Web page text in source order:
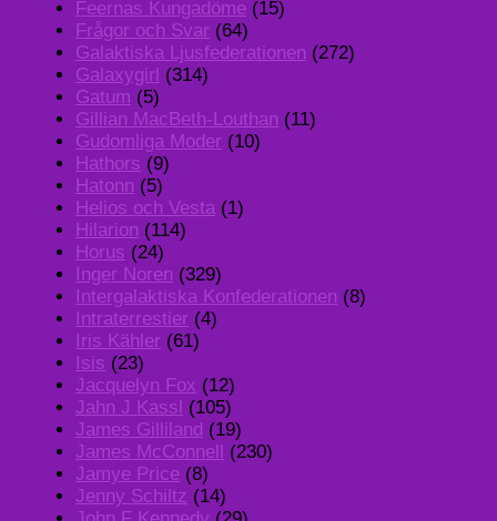
Feernas Kungadöme (15)
Frågor och Svar (64)
Galaktiska Ljusfederationen (272)
Galaxygirl (314)
Gatum (5)
Gillian MacBeth-Louthan (11)
Gudomliga Moder (10)
Hathors (9)
Hatonn (5)
Helios och Vesta (1)
Hilarion (114)
Horus (24)
Inger Noren (329)
Intergalaktiska Konfederationen (8)
Intraterrestier (4)
Iris Kähler (61)
Isis (23)
Jacquelyn Fox (12)
Jahn J Kassl (105)
James Gilliland (19)
James McConnell (230)
Jamye Price (8)
Jenny Schiltz (14)